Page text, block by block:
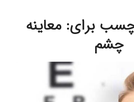
برای:معاینه
چشم